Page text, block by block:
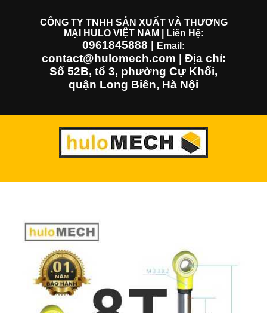
CÔNG TY TNHH SẢN XUẤT VÀ THƯƠNG
MẠI HULO VIỆT NAM | Liên Hệ:
0961845888 Email:
contact@hulomech.com | Địa chỉ:
Số 52B, tổ 3, phường Cự Khối,
quận Long Biên, Hà Nội